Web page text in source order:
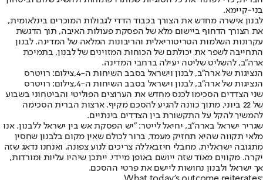
בני-קיימא.
לבנון אישרה מחדש את הצורך בכבוד הדדי לגבולות המוכרים בינלאומית,
את הצורך הדחוף ביישום מלא של הפסקת פעולות האיבה, תוך הדגשת
עקרונות השלמות הטריטוריאלית והריבונות המלאה של המדינה. לבנון
התחייבה לשפר את יכולתם של הכוחות המזוינים של לבנון, בתמיכת
ארה"ב, להשליט שליטה יעילה ברחבי המדינה.
הנציגות של ארה"ב, לבנון וישראל בסבב השיחות ה-4,צילום: רויטרס
הנציגות של ארה"ב, לבנון וישראל בסבב השיחות ה-4,צילום: רויטרס
שני הצדדים הסכימו לכנס מחדש את הערוצים הפוליטי והביטחוני בשבוע
של 22 ביוני, מתוך כוונה להגיע להסכם מקיף. ארצות הברית הסכימה
להמשיך להקל על התקשורת בין הצדדים בינתיים.
שגריר ישראל בארה"ב, יחיאל לייטר: "יש הפסקת אש בין ישראל ללבנון. אנו
מלאי תקווה שהיא תחזיק מעמד, ברור לכולם שאין מקום בלבנון שחסין
מתגובה ישראלית. מחבלי חיזבאללה צריכים לנוע צפונה, ואנחנו נדאג שזה
יקרה. מקווים מאוד שזה ייושם באופן מיידי. ייתכן שיהיו עליות ומורדות,
אך ישראל ולבנון נחושות ליישם את פרטי ההסכם.